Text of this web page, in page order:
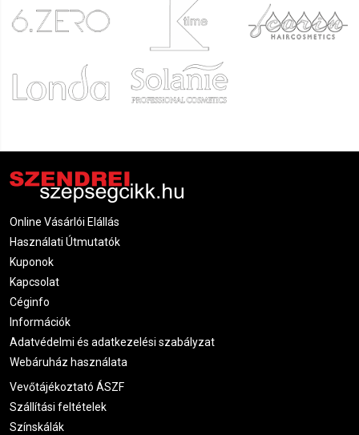
Online Vásárlói Elállás
Használati Útmutatók
Kuponok
Kapcsolat
Céginfo
Információk
Adatvédelmi és adatkezelési szabályzat
Webáruház használata
Vevőtájékoztató ÁSZF
Szállítási feltételek
Színskálák